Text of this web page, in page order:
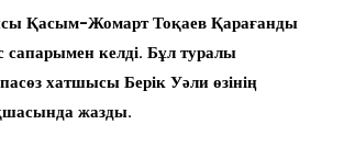
Қасым-Жомарт Тоқаев Қарағанды
келді. Бұл туралы
хатшысы Берік Уәли өзінің
жазды.